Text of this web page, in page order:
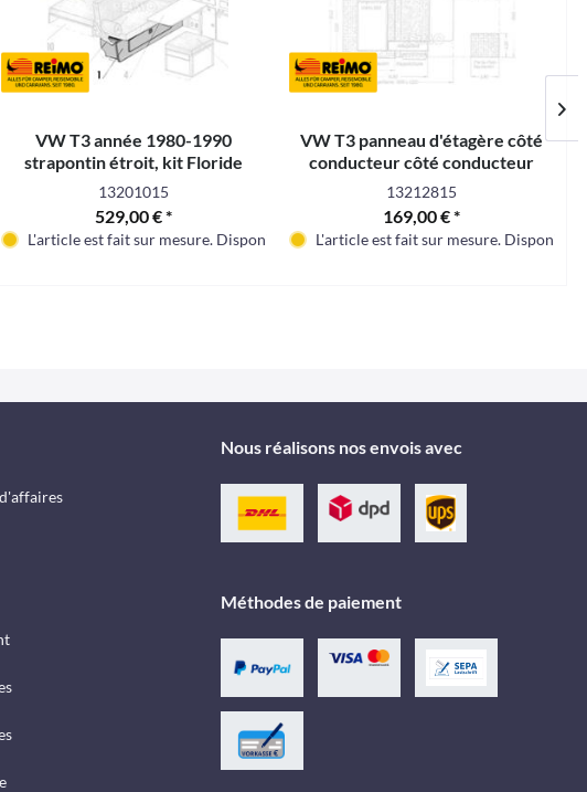
environ 3 - 4 mois
VW T3 année 1980-1990
strapontin étroit, kit Floride
13201015
529,00 € *
L'article est fait sur mesure. Disponible dans environ 3 - 4 mois
VW T3 panneau d'étagère côté
conducteur côté conducteur
stratifié granitto pour
13212815
169,00 € *
L'article est fait sur mesure. Disponible
Nous réalisons nos envois avec
Méthodes de paiement